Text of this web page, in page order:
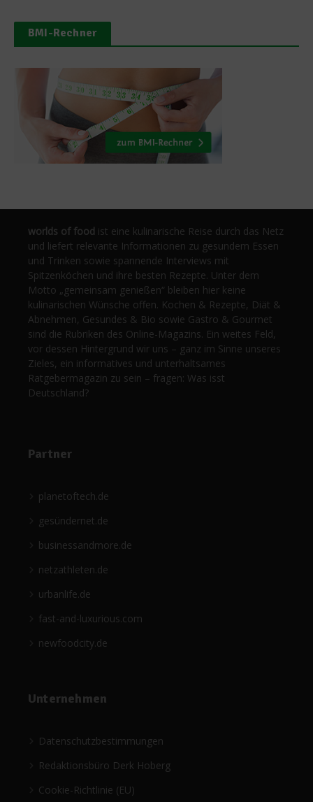
BMI-Rechner
worlds of food ist eine kulinarische Reise durch das Netz
und liefert relevante Informationen zu gesundem Essen
und Trinken sowie spannende Interviews mit
Spitzenköchen und ihre besten Rezepte. Unter dem
Motto „gemeinsam genießen“ bleiben hier keine
kulinarischen Wünsche offen. Kochen & Rezepte, Diät &
Abnehmen, Gesundes & Bio sowie Gastro & Gourmet
sind die Rubriken des Online-Magazins. Ein weites Feld,
vor dessen Hintergrund wir uns – ganz im Sinne unseres
Zieles, ein informatives und unterhaltsames
Ratgebermagazin zu sein – fragen: Was isst
Deutschland?
Partner
planetoftech.de
gesündernet.de
businessandmore.de
netzathleten.de
urbanlife.de
fast-and-luxurious.com
newfoodcity.de
Unternehmen
Datenschutzbestimmungen
Redaktionsbüro Derk Hoberg
Cookie-Richtlinie (EU)